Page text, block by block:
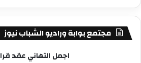
مجتمع بوابة وراديو الشباب نيوز
اجمل التهاني عقد